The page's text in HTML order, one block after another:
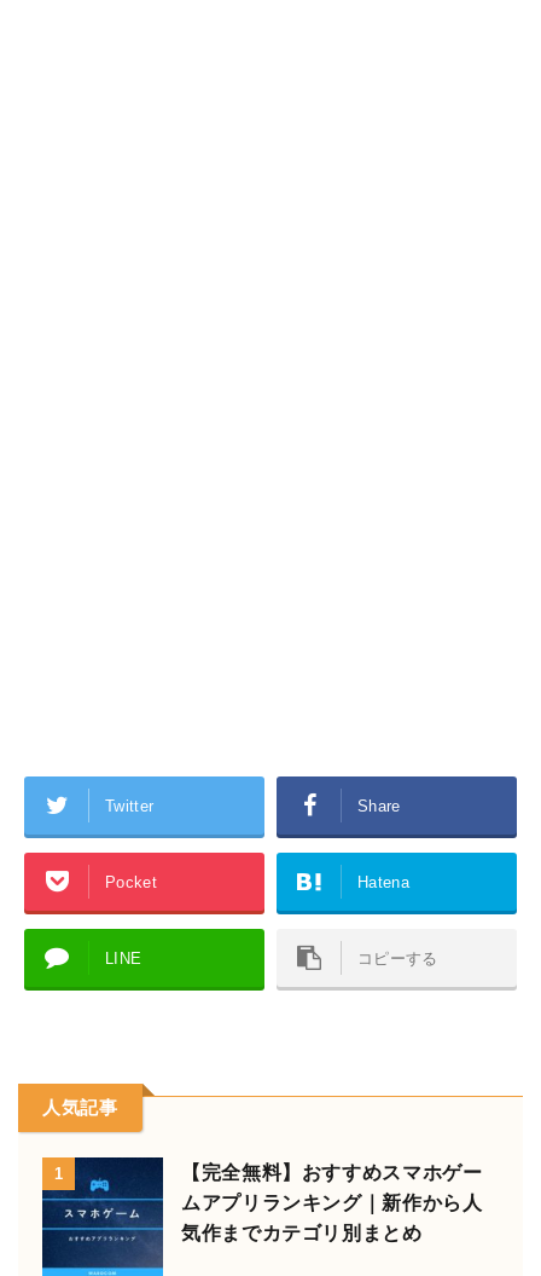
Twitter Share
Pocket Hatena
LINE コピーする
人気記事
1
【完全無料】おすすめスマホゲー
ムアプリランキング｜新作から人
気作までカテゴリ別まとめ